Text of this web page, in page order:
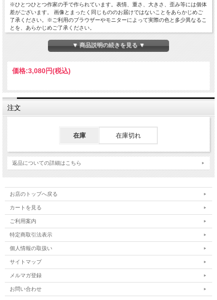
※ひとつひとつ作家の手で作られています。表情、重さ、大きさ、歪み等には個体
差がございます。 画像とまったく同じもののお届けではないことをあらかじめご
了承ください。※ご利用のブラウザーやモニターによって実際の色と多少異なるこ
とを、あらかじめご了承ください。
サイズ
径105mm × 高さ60mm ※サイズや重さはだいたいの目安です。
重量:130g
▼ 商品説明の続きを見る ▼
価格:3,080円(税込)
注文
在庫 在庫切れ
返品についての詳細はこちら
お店のトップへ戻る
カートを見る
ご利用案内
特定商取引法表示
個人情報の取扱い
サイトマップ
メルマガ登録
お問い合わせ